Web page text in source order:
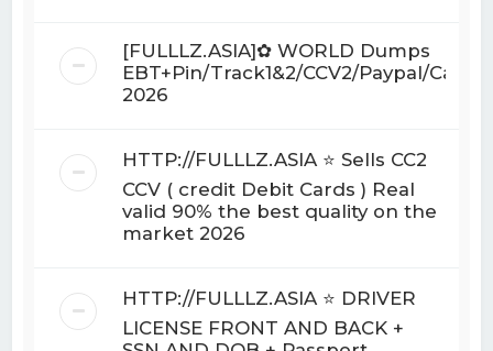
[FULLLZ.ASIA]✿ WORLD Dumps
EBT+Pin/Track1&2/CCV2/Paypal/
2026
HTTP://FULLLZ.ASIA ⭐️ Sells CC2
CCV ( credit Debit Cards ) Real
valid 90% the best quality on the
market 2026
HTTP://FULLLZ.ASIA ⭐️ DRIVER
LICENSE FRONT AND BACK +